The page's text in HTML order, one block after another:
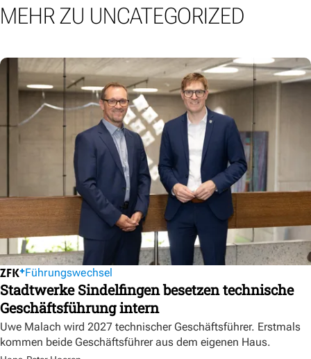
MEHR ZU UNCATEGORIZED
Führungswechsel
Stadtwerke Sindelfingen besetzen technische
Geschäftsführung intern
Uwe Malach wird 2027 technischer Geschäftsführer. Erstmals
kommen beide Geschäftsführer aus dem eigenen Haus.